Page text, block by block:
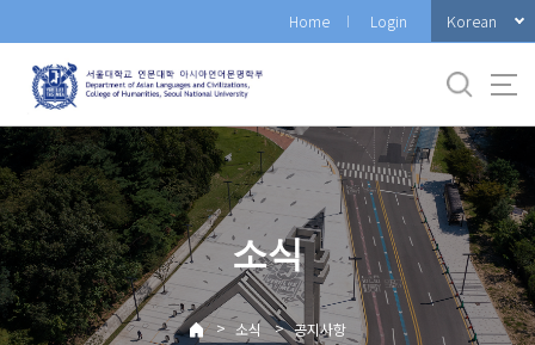
로
메
뉴
Home Login Korean
소식
> 소식 > 공지사항